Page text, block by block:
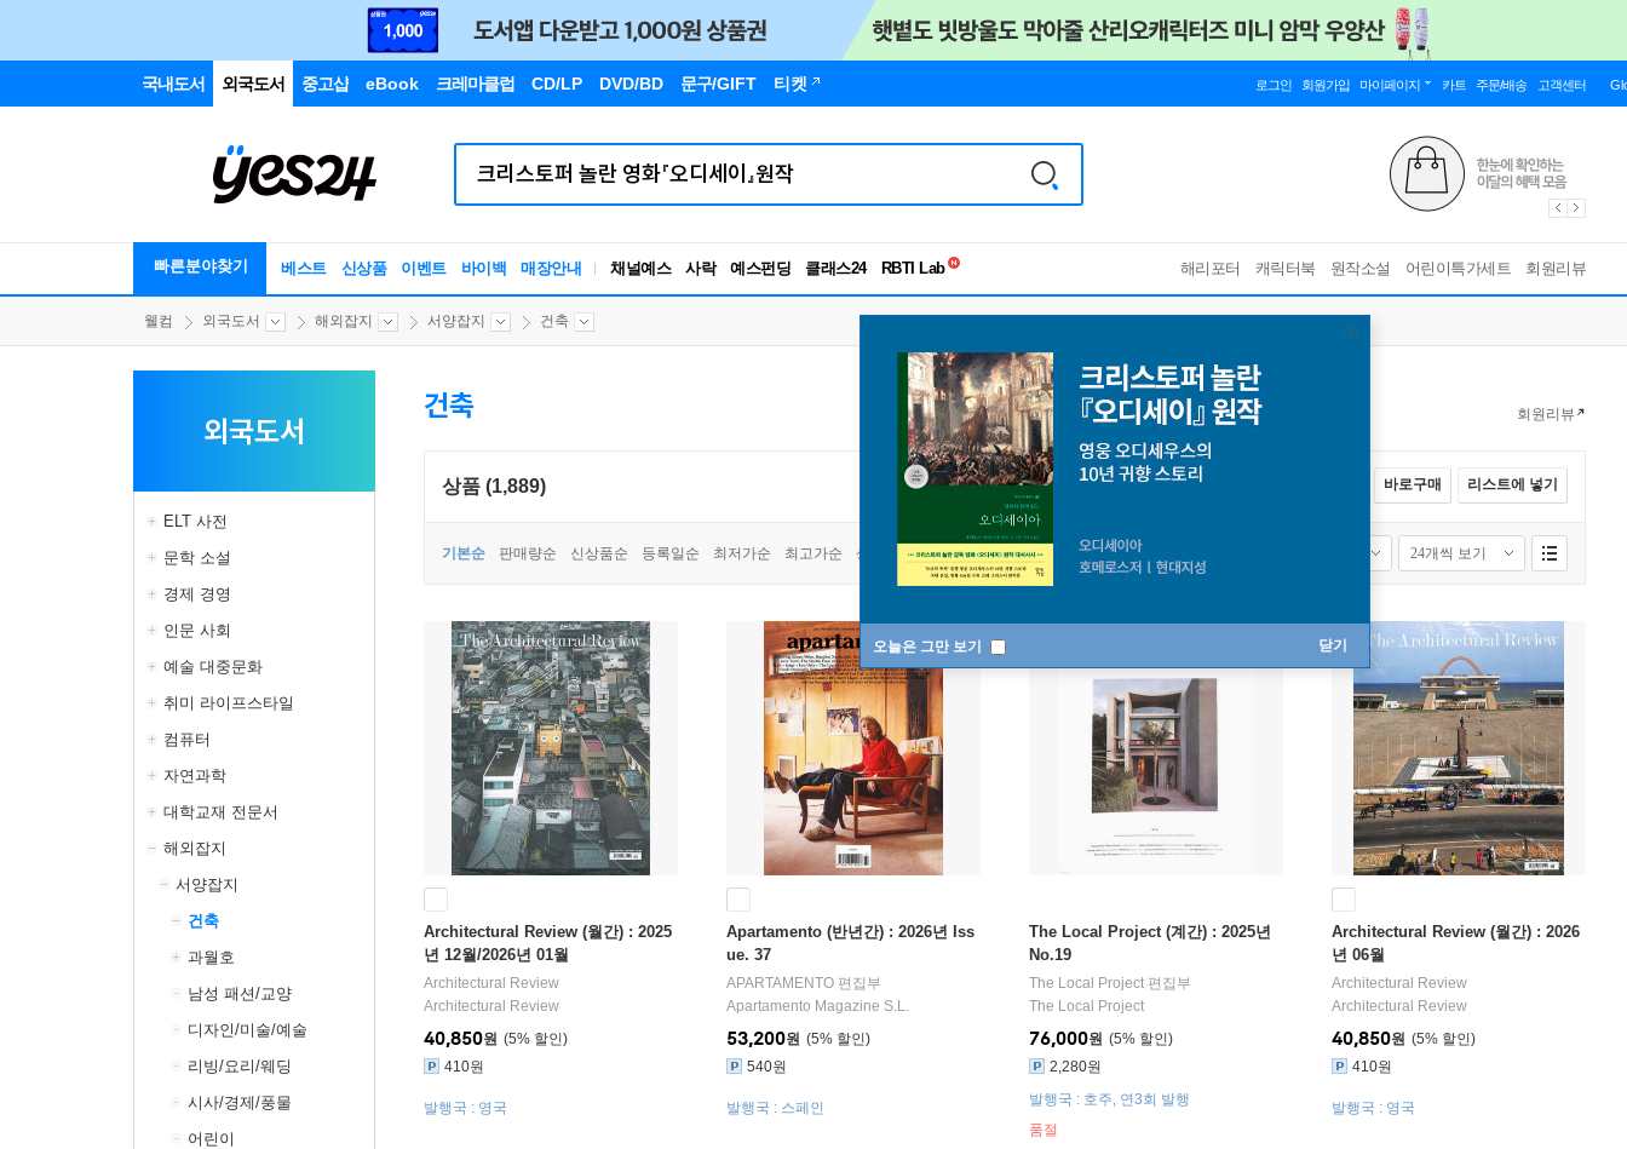
국내도서 외국도서 중고샵 eBook 크레마클럽 CD/LP DVD/BD 문구/GIFT 티켓 로그인 회원가입 마이페이지 카트 주문/배송 고객센터
빠른분야찾기 베스트 신상품 이벤트 바이백 매장안내 채널예스 사락 예스펀딩 클래스24
독서유형검사
해리포터 캐릭터북 원작소설 어린이특가세트 회원리뷰
오늘은 그만 보기 닫기
웰컴 외국도서 해외잡지 서양잡지 건축
외국도서
ELT 사전
문학 소설
경제 경영
인문 사회
예술 대중문화
취미 라이프스타일
컴퓨터
자연과학
대학교재 전문서
해외잡지
서양잡지
건축
과월호
남성 패션/교양
디자인/미술/예술
리빙/요리/웨딩
시사/경제/풍물
어린이
건축 회원리뷰
상품 (1,889) 전체선택 바로구매 리스트에 넣기
기본순 판매량순 신상품순 등록일순 최저가순 최고가순 상품명순
Architectural Review (월간) : 2025
년 12월/2026년 01월
Architectural Review
Architectural Review
5%
40,850원
410원
발행국 : 영국
Apartamento (반년간) : 2026년 Iss
ue. 37
APARTAMENTO 편집부
Apartamento Magazine S.L.
5%
53,200원
540원
발행국 : 스페인
The Local Project (계간) : 2025년
No.19
The Local Project 편집부
The Local Project
5%
76,000원
2,280원
품절
발행국 : 호주, 연3회 발행
Architectural Review (월간) : 2026
년 06월
Architectural Review
Architectural Review
5%
40,850원
410원
발행국 : 영국